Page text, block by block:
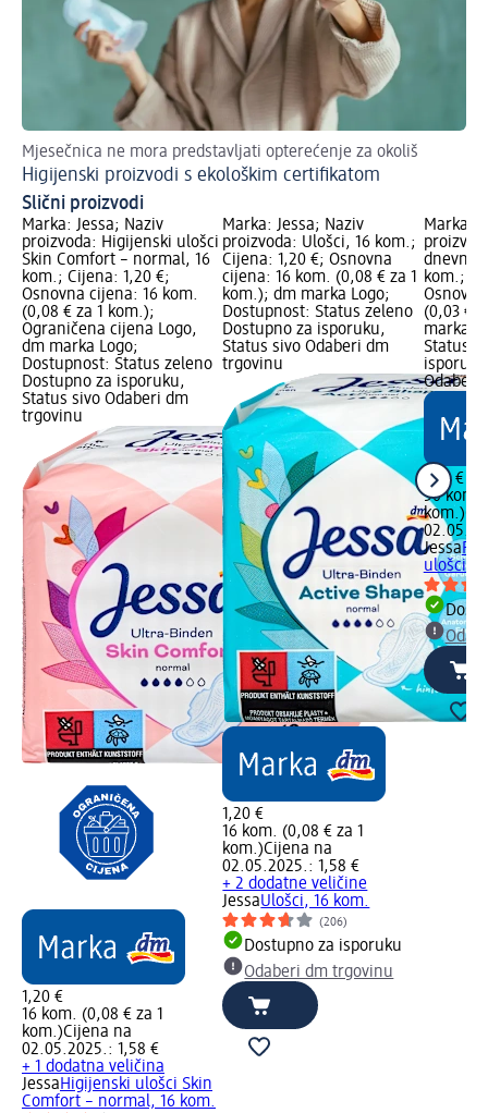
Mjesečnica ne mora predstavljati opterećenje za okoliš
Higijenski proizvodi s ekološkim certifikatom
Slični proizvodi
Marka: Jessa; Naziv
proizvoda: Higijenski ulošci
Skin Comfort – normal, 16
kom.; Cijena: 1,20 €;
Osnovna cijena: 16 kom.
(0,08 € za 1 kom.);
Ograničena cijena Logo,
dm marka Logo;
Dostupnost: Status zeleno
Dostupno za isporuku,
Status sivo Odaberi dm
trgovinu
1,20 €
16 kom. (0,08 € za 1
kom.)Cijena na
02.05.2025.: 1,58 €
+ 1 dodatna veličina
JessaHigijenski ulošci Skin
Comfort – normal, 16 kom.
Marka: Jessa; Naziv
proizvoda: Ulošci, 16 kom.;
Cijena: 1,20 €; Osnovna
cijena: 16 kom. (0,08 € za 1
kom.); dm marka Logo;
Dostupnost: Status zeleno
Dostupno za isporuku,
Status sivo Odaberi dm
trgovinu
1,20 €
16 kom. (0,08 € za 1
kom.)Cijena na
02.05.2025.: 1,58 €
+ 2 dodatne veličine
JessaUlošci, 16 kom.
(206)
Dostupno za isporuku
Odaberi dm trgovinu
Marka:
dnevni
kom.;
(0,03 €
marka
Status
Odaberi
1,35 €
50 kom.
kom.)
Jessa
ulošci –